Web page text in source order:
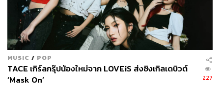
โดยแฟนๆ สามารถเข้าไปติดตามความเคลื่อนไหวของพวก
เขาได้ที่แอ็กเคานต์ @bus.becauseofyouishine ทาง
YouTube, Facebook, TikTok, Instagram, Weibo และ
@BUS_SONRAY สำหรับ X (Twitter) ส่วนสมาชิกทั้ง 12 คน
นั้นสามารถติดตามได้ที่แอ็กเคานต์ Instagram ต่อไปนี้
MUSIC / POP
TACE เกิร์ลกรุ๊ปน้องใหม่จาก LOVEiS ส่งซิงเกิลเดบิวต์
‘Mask On’
227